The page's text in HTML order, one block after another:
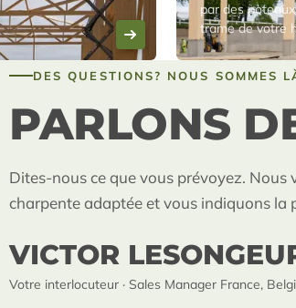
par des
trame de votre
DES QUESTIONS? NOUS SOMMES
PARLONS
Dites-nous ce que vous prévoyez. Nous
charpente adaptée et vous indiquons la
VICTOR
Votre interlocuteur · Sales Manager France,